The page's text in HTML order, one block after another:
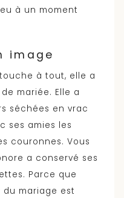
à un moment
image
à tout, elle a
mariée. Elle a
séchées en vrac
ses amies les
couronnes. Vous
a conservé ses
Parce que
mariage est